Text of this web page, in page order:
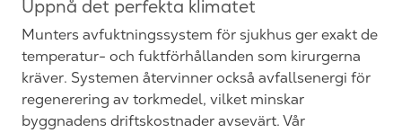
Uppnå det perfekta klimatet
Munters avfuktningssystem för sjukhus ger exakt de
temperatur- och fuktförhållanden som kirurgerna
kräver. Systemen återvinner också avfallsenergi för
regenerering av torkmedel, vilket minskar
byggnadens driftskostnader avsevärt. Vår